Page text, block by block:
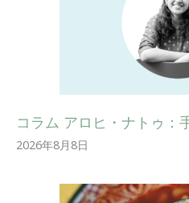
コラム アロヒ・ナトゥ：
2026年8月8日